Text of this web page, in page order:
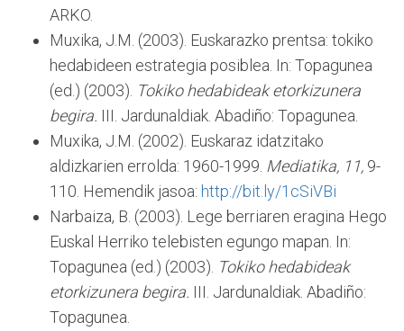
ARKO.
Muxika, J.M. (2003). Euskarazko prentsa: tokiko
hedabideen estrategia posiblea. In: Topagunea
(ed.) (2003). Tokiko hedabideak etorkizunera
begira. III. Jardunaldiak. Abadiño: Topagunea.
Muxika, J.M. (2002). Euskaraz idatzitako
aldizkarien errolda: 1960-1999. Mediatika, 11, 9-
110. Hemendik jasoa: http://bit.ly/1cSiVBi
Narbaiza, B. (2003). Lege berriaren eragina Hego
Euskal Herriko telebisten egungo mapan. In:
Topagunea (ed.) (2003). Tokiko hedabideak
etorkizunera begira. III. Jardunaldiak. Abadiño:
Topagunea.